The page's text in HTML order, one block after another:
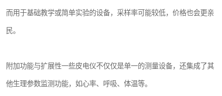
而用于基础教学或简单实验的设备，采样率可能较低，价格也会更亲
民。
附加功能与扩展性一些皮电仪不仅仅是单一的测量设备，还集成了其
他生理参数监测功能，如心率、呼吸、体温等。